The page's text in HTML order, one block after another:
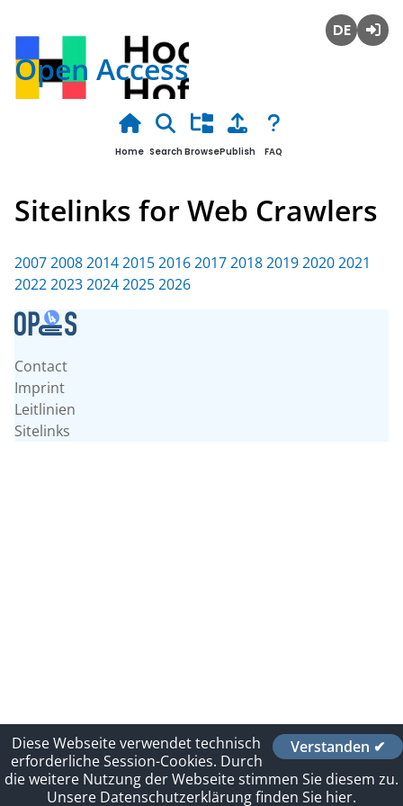
Open Access
Home Search BrowsePublish FAQ
Sitelinks for Web Crawlers
2007200820142015201620172018201920202021
20222023202420252026
Contact
Imprint
Leitlinien
Sitelinks
Verstanden ✔
Diese Webseite verwendet technisch
erforderliche Session-Cookies. Durch
die weitere Nutzung der Webseite stimmen Sie diesem zu.
Unsere Datenschutzerklärung finden Sie hier.